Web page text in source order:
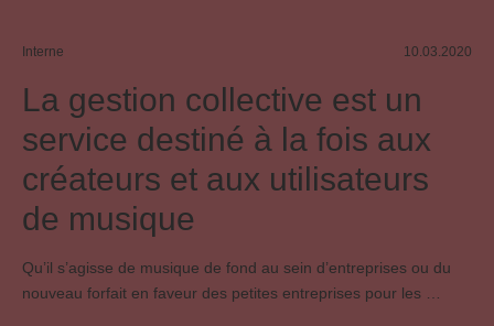
Interne 10.03.2020
La gestion collective est un
service destiné à la fois aux
créateurs et aux utilisateurs
de musique
Qu’il s’agisse de musique de fond au sein d’entreprises ou du
nouveau forfait en faveur des petites entreprises pour les …